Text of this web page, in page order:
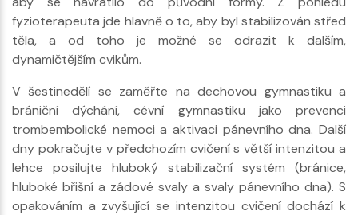
fyzioterapeuta jde hlavně o to, aby byl stabilizován střed
těla, a od toho je možné se odrazit k dalším,
dynamičtějším cvikům.
V šestinedělí se zaměřte na dechovou gymnastiku a
brániční dýchání, cévní gymnastiku jako prevenci
trombembolické nemoci a aktivaci pánevního dna. Další
dny pokračujte v předchozím cvičení s větší intenzitou a
lehce posilujte hluboký stabilizační systém (bránice,
hluboké břišní a zádové svaly a svaly pánevního dna). S
opakováním a zvyšující se intenzitou cvičení dochází k